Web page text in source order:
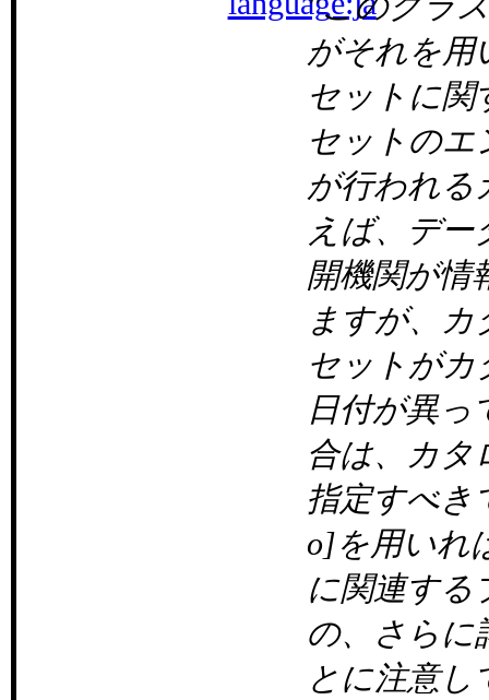
がそれを用
セットに関
セットのエ
が行われる
えば、デー
開機関が情
ますが、カ
セットがカ
日付が異っ
合は、カタ
指定すべき
o]を用いれ
に関連する
の、さらに
とに注意し